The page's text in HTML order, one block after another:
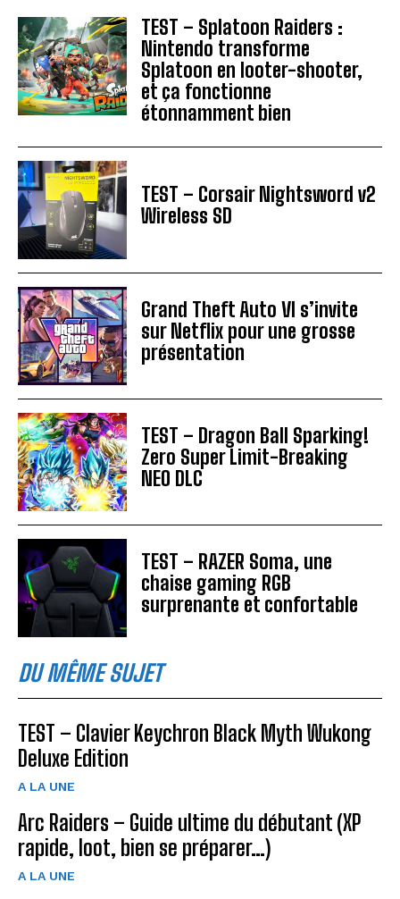
TEST – Splatoon Raiders :
Nintendo transforme
Splatoon en looter-shooter,
et ça fonctionne
étonnamment bien
TEST – Corsair Nightsword v2
Wireless SD
Grand Theft Auto VI s’invite
sur Netflix pour une grosse
présentation
TEST – Dragon Ball Sparking!
Zero Super Limit-Breaking
NEO DLC
TEST – RAZER Soma, une
chaise gaming RGB
surprenante et confortable
DU MÊME SUJET
TEST – Clavier Keychron Black Myth Wukong
Deluxe Edition
A LA UNE
Arc Raiders – Guide ultime du débutant (XP
rapide, loot, bien se préparer…)
A LA UNE